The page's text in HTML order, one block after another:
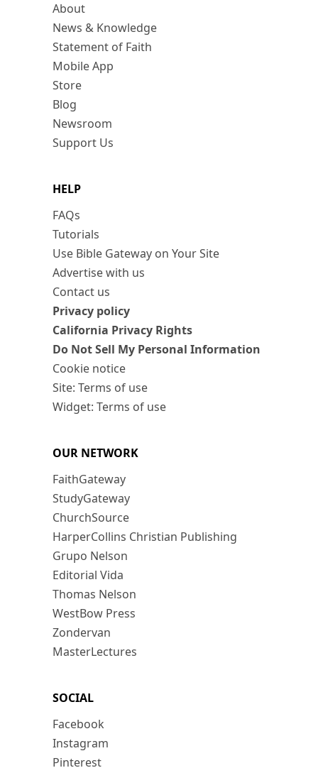
About
News & Knowledge
Statement of Faith
Mobile App
Store
Blog
Newsroom
Support Us
HELP
FAQs
Tutorials
Use Bible Gateway on Your Site
Advertise with us
Contact us
Privacy policy
California Privacy Rights
Do Not Sell My Personal Information
Cookie notice
Site: Terms of use
Widget: Terms of use
OUR NETWORK
FaithGateway
StudyGateway
ChurchSource
HarperCollins Christian Publishing
Grupo Nelson
Editorial Vida
Thomas Nelson
WestBow Press
Zondervan
MasterLectures
SOCIAL
Facebook
Instagram
Pinterest